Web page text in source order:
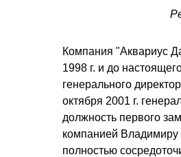
Компания "Аквариус
1998 г. и до
генерального
октября 2001 г.
должность первого
компанией Владимиру
полностью